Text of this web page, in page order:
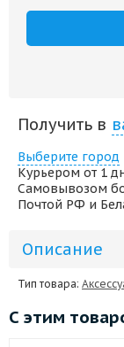
Получить в
Выберите город
Курьером от 1
Самовывозом
Почтой РФ и
Описание
Тип товара:
С этим